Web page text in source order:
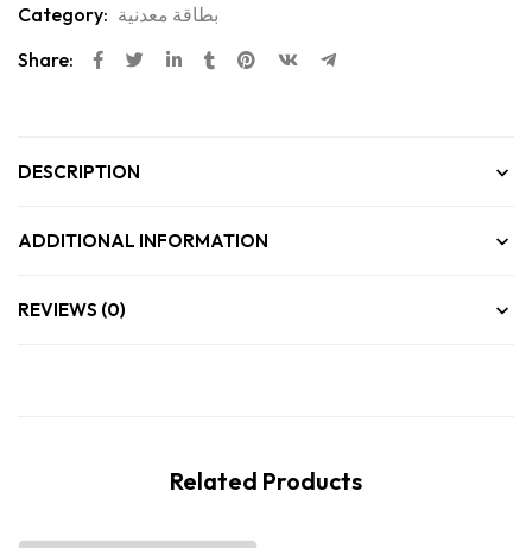
Category: بطاقة معدنية
Share:
DESCRIPTION
ADDITIONAL INFORMATION
REVIEWS (0)
Related Products